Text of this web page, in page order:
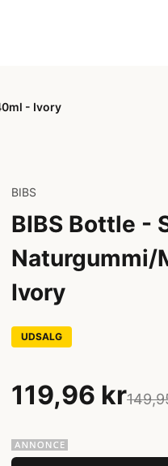
- Ivory
BIBS
BIBS Bottle -
Naturgummi/
Ivory
UDSALG
119,96 kr